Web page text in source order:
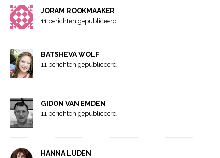
JORAM ROOKMAAKER
11 berichten gepubliceerd
BATSHEVA WOLF
11 berichten gepubliceerd
GIDON VAN EMDEN
11 berichten gepubliceerd
HANNA LUDEN